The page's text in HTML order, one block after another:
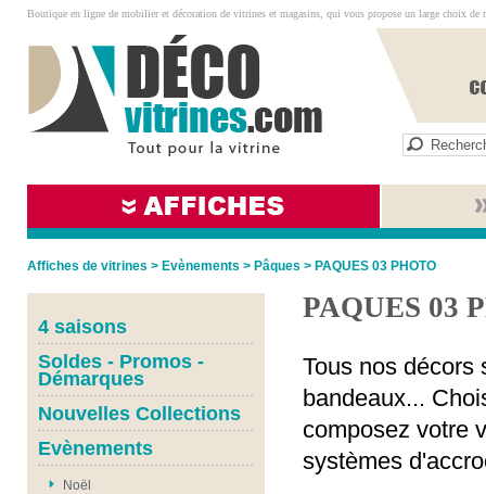
Boutique en ligne de mobilier et décoration de vitrines et magasins, qui vous propose un large choix de
Affiches de vitrines > Evènements > Pâques > PAQUES 03 PHOTO
4 saisons
Soldes - Promos -
Démarques
Nouvelles Collections
Evènements
Noël
PAQUES 03
Tous nos décors
bandeaux...
composez votre
systèmes